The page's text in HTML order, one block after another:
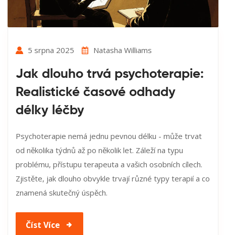
5 srpna 2025 Natasha Williams
Jak dlouho trvá psychoterapie:
Realistické časové odhady
délky léčby
Psychoterapie nemá jednu pevnou délku - může trvat
od několika týdnů až po několik let. Záleží na typu
problému, přístupu terapeuta a vašich osobních cílech.
Zjistěte, jak dlouho obvykle trvají různé typy terapií a co
znamená skutečný úspěch.
Číst Více